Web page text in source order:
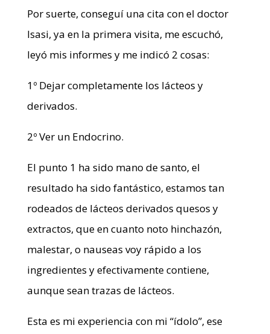
Por suerte, conseguí una cita con el doctor
Isasi, ya en la primera visita, me escuchó,
leyó mis informes y me indicó 2 cosas:
1º Dejar completamente los lácteos y
derivados.
2º Ver un Endocrino.
El punto 1 ha sido mano de santo, el
resultado ha sido fantástico, estamos tan
rodeados de lácteos derivados quesos y
extractos, que en cuanto noto hinchazón,
malestar, o nauseas voy rápido a los
ingredientes y efectivamente contiene,
aunque sean trazas de lácteos.
Esta es mi experiencia con mi “ídolo”, ese